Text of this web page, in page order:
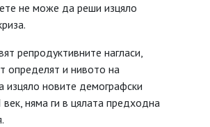
не може да реши изцяло
репродуктивните нагласи,
определят и нивото на
изцяло новите демографски
няма ги в цялата предходна